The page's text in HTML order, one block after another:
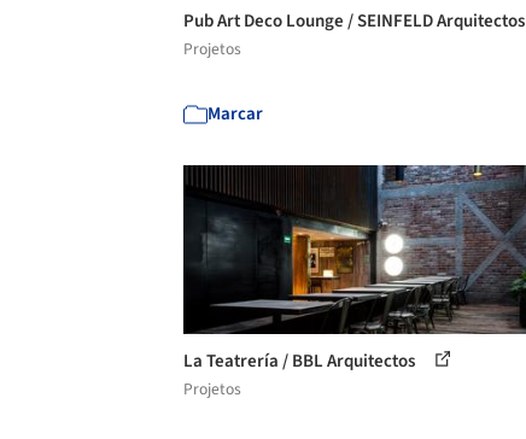
Pub Art Deco Lounge / SEINFELD Arquitectos
Projetos
Marcar
La Teatrería / BBL Arquitectos
Projetos